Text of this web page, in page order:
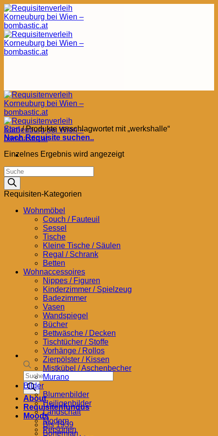
Zum
Inhalt
springen
Products
search
About
Requisitenfundus
Moods
Bis 1939
Bohemian
Start /Produkte verschlagwortet mit „werkshalle“
Nach Requisite suchen..
Einzelnes Ergebnis wird angezeigt
Products
search
Requisiten-Kategorien
Wohnmöbel
Couch / Fauteuil
Sessel
Tische
Kleine Tische / Säulen
Regal / Schrank
Betten
Wohnaccessoires
Nippes / Figuren
Kinderzimmer / Spielzeug
Badezimmer
Vasen
Wandspiegel
Bücher
Bettwäsche / Decken
Tischtücher / Stoffe
Vorhänge / Rollos
Zierpölster / Kissen
Mistkübel / Aschenbecher
Murano
Bilder
Blumenbilder
Heiligenbilder
Landschaft
Modern
Personen